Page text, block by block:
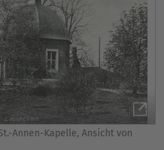
Annen-Kapelle, Ansicht von